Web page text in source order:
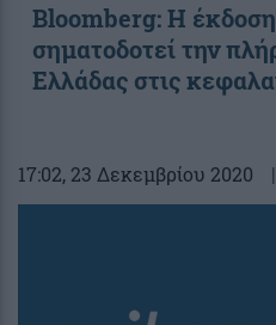
Bloomberg: Η
σηματοδοτεί την
Ελλάδας στις
17:02, 23 Δεκεμβρίου 2020